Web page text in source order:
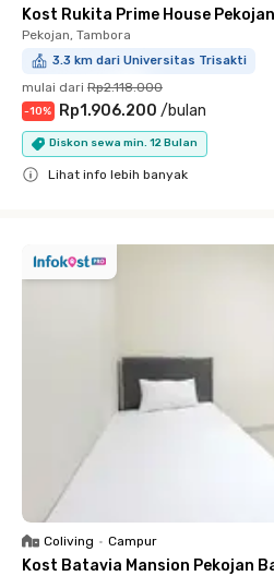
Kost Rukita Prime House
Pekojan, Tambora
3.3 km dari Universitas Trisakti
mulai dari Rp2.118.000
-10% Rp1.906.200 /bulan
Diskon sewa min. 12 Bulan
Lihat info lebih banyak
Coliving • Campur
Kost Batavia Mansion Pekojan